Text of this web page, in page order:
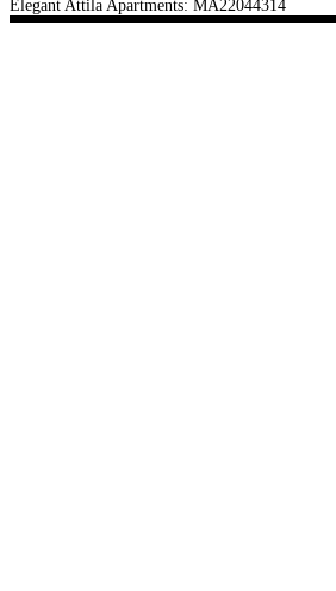
Elegant Attila Apartments: MA22044314